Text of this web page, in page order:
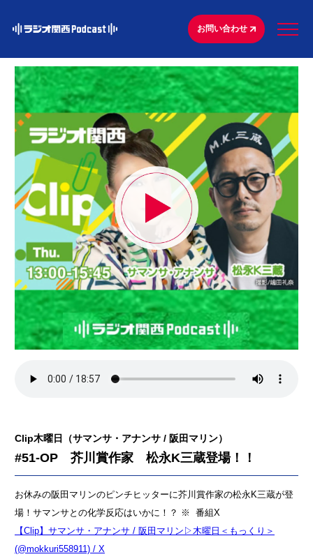
お問い合わせ
Clip木曜日（サマンサ・アナンサ / 阪田マリン）
#51-OP 芥川賞作家 松永K三蔵登場！！
お休みの阪田マリンのピンチヒッターに芥川賞作家の松永K三蔵が登
場！サマンサとの化学反応はいかに！？ ※ 番組X
【Clip】サマンサ・アナンサ / 阪田マリン▷木曜日＜もっくり＞
(@mokkuri558911) / X